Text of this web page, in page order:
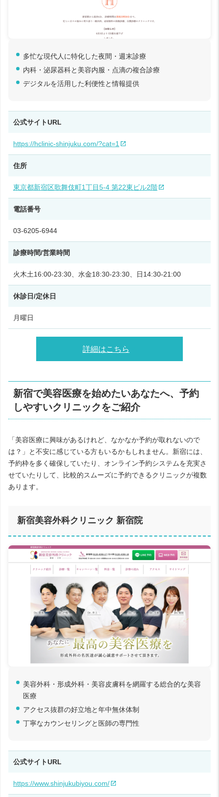
多忙な現代人に特化した夜間・週末診療
内科・泌尿器科と美容内服・点滴の複合診療
デジタルを活用した利便性と情報提供
公式サイトURL
https://hclinic-shinjuku.com/?cat=1
住所
東京都新宿区歌舞伎町1丁目5-4 第22東ビル2階
電話番号
03-6205-6944
診療時間/営業時間
火木土16:00-23:30、水金18:30-23:30、日14:30-21:00
休診日/定休日
月曜日
詳細はこちら
新宿で美容医療を始めたいあなたへ、予約
しやすいクリニックをご紹介
「美容医療に興味があるけれど、なかなか予約が取れないので
は？」と不安に感じている方もいるかもしれません。新宿には、
予約枠を多く確保していたり、オンライン予約システムを充実さ
せていたりして、比較的スムーズに予約できるクリニックが複数
あります。
新宿美容外科クリニック 新宿院
美容外科・形成外科・美容皮膚科を網羅する総合的な美容
医療
アクセス抜群の好立地と年中無休体制
丁寧なカウンセリングと医師の専門性
公式サイトURL
https://www.shinjukubiyou.com/